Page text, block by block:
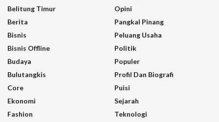
Belitung Timur
Berita
Bisnis
Bisnis Offline
Budaya
Bulutangkis
Core
Ekonomi
Fashion
Opini
Pangkal Pinang
Peluang Usaha
Politik
Populer
Profil Dan Biografi
Puisi
Sejarah
Teknologi